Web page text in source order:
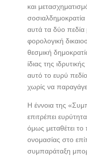
και
σοσιαλδημοκρατία
αυτά τα δύο πεδία
φορολογική
θεσμική
ίδιας της
αυτό το ευρύ
χωρίς να
Η έννοια της
επιτρέπει
όμως μεταθέτει
ονομασίας στο
συμπαράταξη